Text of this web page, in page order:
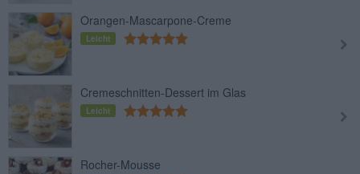
Orangen-Mascarpone-Creme
Leicht
Cremeschnitten-Dessert im Glas
Leicht
Rocher-Mousse